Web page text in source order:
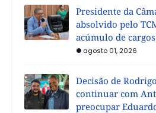
Presidente da
absolvido pelo
acúmulo de cargos
agosto 01, 2026
Decisão de
continuar com
preocupar